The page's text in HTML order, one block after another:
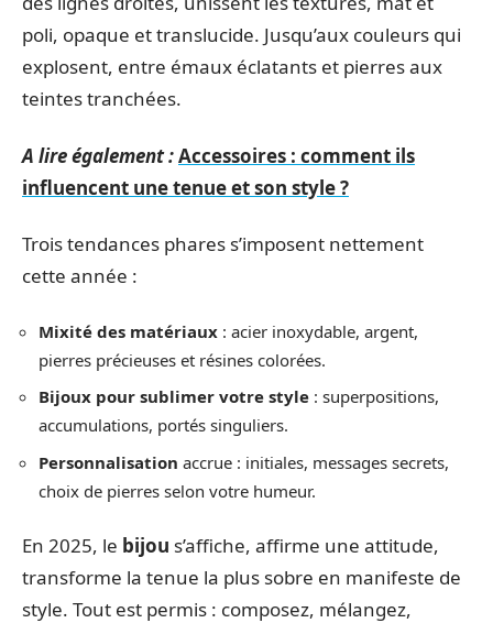
poli, opaque et translucide. Jusqu’aux couleurs qui
explosent, entre émaux éclatants et pierres aux
teintes tranchées.
A lire également :Accessoires : comment ils
influencent une tenue et son style ?
Trois tendances phares s’imposent nettement
cette année :
Mixité des matériaux : acier inoxydable, argent,
pierres précieuses et résines colorées.
Bijoux pour sublimer votre style : superpositions,
accumulations, portés singuliers.
Personnalisation accrue : initiales, messages secrets,
choix de pierres selon votre humeur.
En 2025, le bijou s’affiche, affirme une attitude,
transforme la tenue la plus sobre en manifeste de
style. Tout est permis : composez, mélangez,